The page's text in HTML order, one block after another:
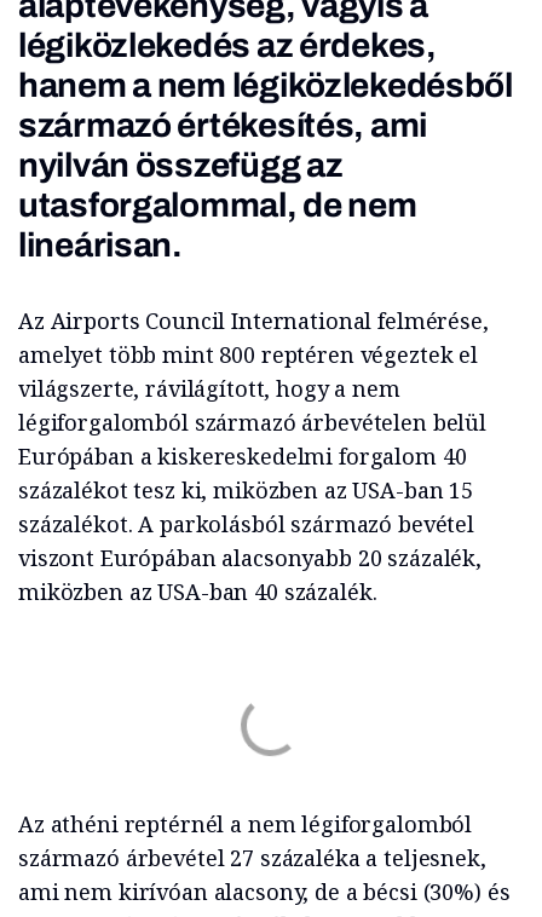
légiközlekedés az érdekes,
hanem a nem légiközlekedésből
származó értékesítés, ami
nyilván összefügg az
utasforgalommal, de nem
lineárisan.
Az Airports Council International felmérése,
amelyet több mint 800 reptéren végeztek el
világszerte, rávilágított, hogy a nem
légiforgalomból származó árbevételen belül
Európában a kiskereskedelmi forgalom 40
százalékot tesz ki, miközben az USA-ban 15
százalékot. A parkolásból származó bevétel
viszont Európában alacsonyabb 20 százalék,
miközben az USA-ban 40 százalék.
Az athéni reptérnél a nem légiforgalomból
származó árbevétel 27 százaléka a teljesnek,
ami nem kirívóan alacsony, de a bécsi (30%) és